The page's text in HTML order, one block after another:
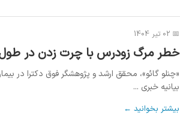
📅 02 تیر 1404
خطر مرگ زودرس با چرت زدن در طول
«چنلو گائو»، محقق ارشد و پژوهشگر فوق دکترا در
بیانیه خبری ...
بیشتر بخوانید ←